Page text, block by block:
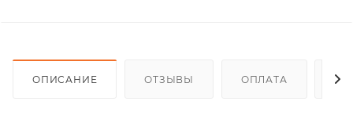
ОПИСАНИЕ ОТЗЫВЫ ОПЛАТА